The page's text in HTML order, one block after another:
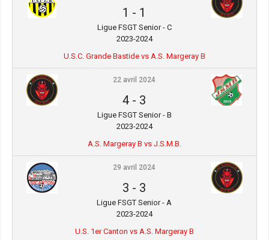
1 - 1
Ligue FSGT Senior - C
2023-2024
U.S.C. Grande Bastide vs A.S. Margeray B
22 avril 2024
4 - 3
Ligue FSGT Senior - B
2023-2024
A.S. Margeray B vs J.S.M.B.
29 avril 2024
3 - 3
Ligue FSGT Senior - A
2023-2024
U.S. 1er Canton vs A.S. Margeray B